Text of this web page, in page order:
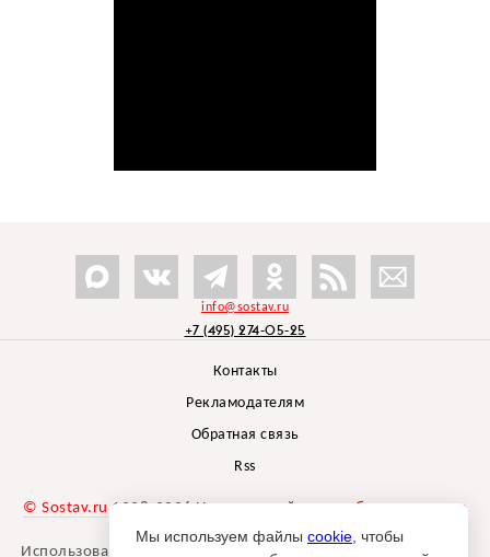
info@sostav.ru
+7 (495) 274-05-25
Контакты
Рекламодателям
Обратная связь
Rss
© Sostav.ru 1998-2026 Независимый проектбрендингового
агентства Depot
Использование материалов Sostav.ru допустимо только при
Мы используем файлы cookie , чтобы